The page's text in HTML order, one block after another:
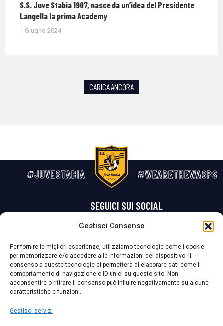
Gestisci Consenso
Per fornire le migliori esperienze, utilizziamo tecnologie come i cookie
per memorizzare e/o accedere alle informazioni del dispositivo. Il
consenso a queste tecnologie ci permetterà di elaborare dati come il
comportamento di navigazione o ID unici su questo sito. Non
acconsentire o ritirare il consenso può influire negativamente su alcune
caratteristiche e funzioni.
Gestisci servizi
S.S. Juve Stabia 1907, nasce da un’idea del Presidente
Langella la prima Academy
1 Giugno 2024
CARICA ANCORA
#JUVESTABIA #WEARETHEWASPS
SEGUICI SUI SOCIAL
La Società ha nominato il Responsabile della Protezione dei Dati Personali (DPO), figura specializzata che vigila sulle modalità adottate dalla
nostra Società per tutelare i Suoi dati personali.